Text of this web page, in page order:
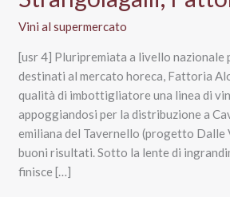
Vini al supermercato
[usr 4] Pluripremiata a livello nazionale
destinati al mercato horeca, Fattoria
qualità di imbottigliatore una linea di
appoggiandosi per la distribuzione a
emiliana del Tavernello (progetto Dalle
buoni risultati. Sotto la lente di
finisce […]